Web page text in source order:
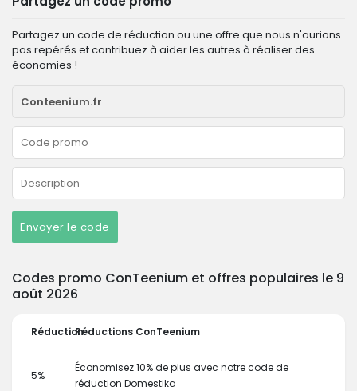
Partagez un code de réduction ou une offre que nous n'aurions
pas repérés et contribuez à aider les autres à réaliser des
économies !
Envoyer le code
Codes promo ConTeenium et offres populaires le 9
août 2026
RéductionRéductions ConTeenium
5%
Économisez 10% de plus avec notre code de
réduction Domestika